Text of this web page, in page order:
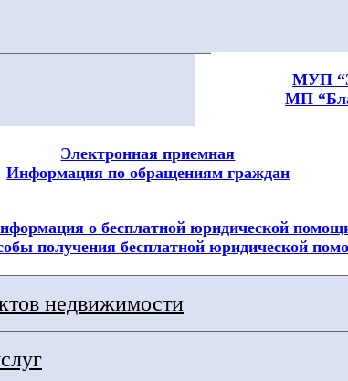
МУП
МП
Электронная приемная
Информация по обращениям граждан
о бесплатной юридической
получения бесплатной юридической
недвижимости